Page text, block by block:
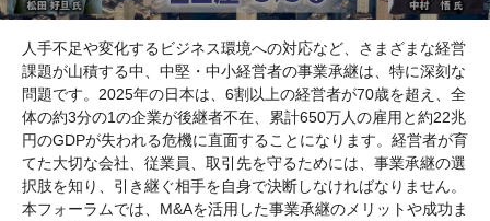
人手不足や変化するビジネス環境への対応など、さまざまな経営
課題が山積する中、中堅・中小経営者の事業承継は、特に深刻な
問題です。2025年の日本は、6割以上の経営者が70歳を超え、全
体の約3分の1の企業が後継者不在、累計650万人の雇用と約22兆
円のGDPが失われる危機に直面することになります。経営者が育
てた大切な会社、従業員、取引先を守るためには、事業承継の選
択肢を知り、引き継ぐ相手を自身で決断しなければなりません。
本フォーラムでは、M&Aを活用した事業承継のメリットや成功ま